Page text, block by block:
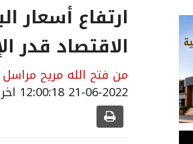
ارتفاع أسعار
الاقتصاد قدر
من فتح الله مريح مراسل
21-06-2022 12:00:18 اخر